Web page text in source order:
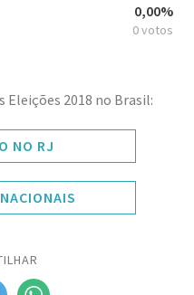
0,00%
0 votos
Eleições 2018 no Brasil:
NO RJ